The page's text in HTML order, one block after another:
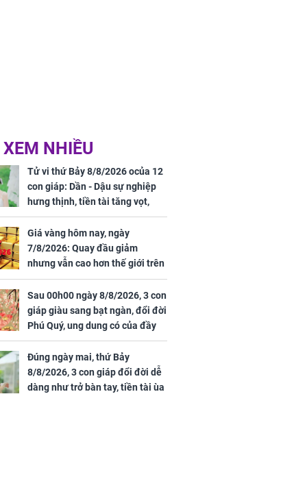
NHIỀU
Tử vi thứ Bảy 8/8/2026 ocủa 12
con giáp: Dần - Dậu sự nghiệp
hưng thịnh, tiền tài tăng vọt,
Mão - Thân công việc bất trắc,
tiền mất tật mang
Giá vàng hôm nay, ngày
7/8/2026: Quay đầu giảm
nhưng vẫn cao hơn thế giới trên
7 triệu đồng
Sau 00h00 ngày 8/8/2026, 3 con
giáp giàu sang bạt ngàn, đổi đời
Phú Quý, ung dung có của đầy
nhà, ngày càng hưng thịnh sung
túc
Đúng ngày mai, thứ Bảy
8/8/2026, 3 con giáp đổi đời dễ
dàng như trở bàn tay, tiền tài ùa